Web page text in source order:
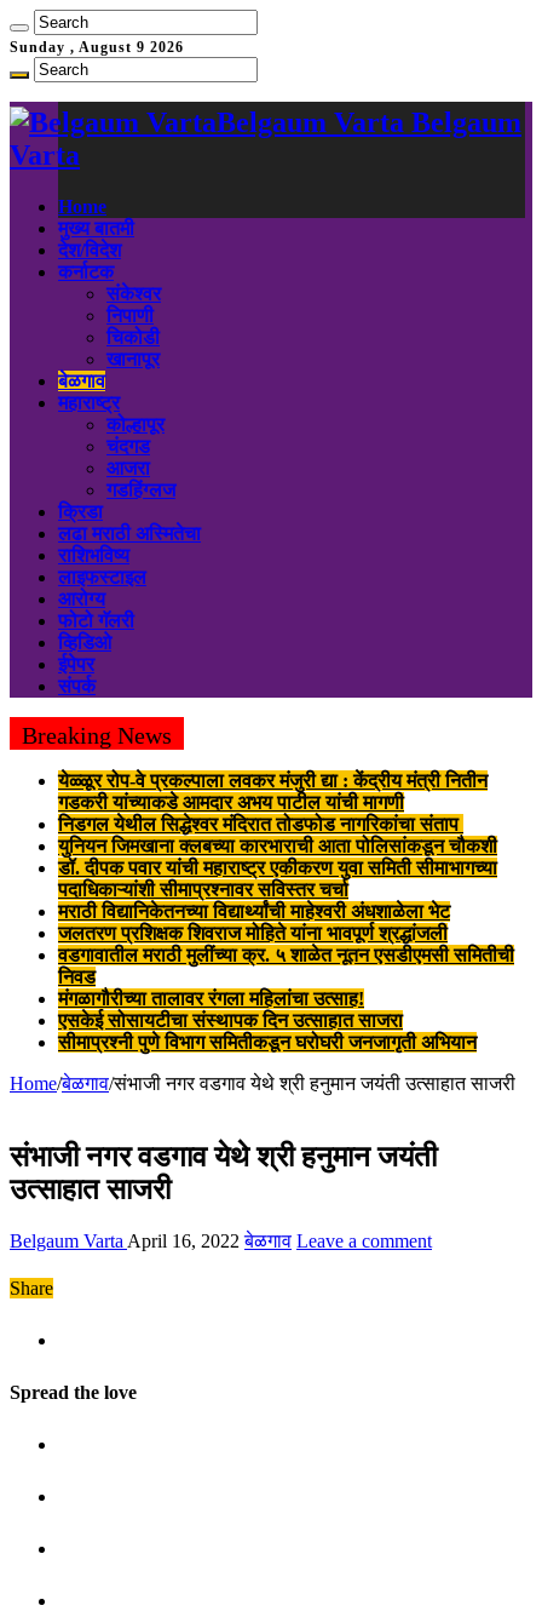
Sunday , August 9 2026
Belgaum Varta Belgaum
Varta
Home
मुख्य बातमी
देश/विदेश
कर्नाटक
संकेश्वर
निपाणी
चिकोडी
खानापूर
बेळगाव
महाराष्ट्र
कोल्हापूर
चंदगड
आजरा
गडहिंग्लज
क्रिडा
लढा मराठी अस्मितेचा
राशिभविष्य
लाइफस्टाइल
आरोग्य
फोटो गॅलरी
व्हिडिओ
ईपेपर
संपर्क
Breaking News
येळ्ळूर रोप-वे प्रकल्पाला लवकर मंजुरी द्या : केंद्रीय मंत्री नितीन
गडकरी यांच्याकडे आमदार अभय पाटील यांची मागणी
निडगल येथील सिद्धेश्वर मंदिरात तोडफोड नागरिकांचा संताप
युनियन जिमखाना क्लबच्या कारभाराची आता पोलिसांकडून चौकशी
डॉ. दीपक पवार यांची महाराष्ट्र एकीकरण युवा समिती सीमाभागच्या
पदाधिकाऱ्यांशी सीमाप्रश्नावर सविस्तर चर्चा
मराठी विद्यानिकेतनच्या विद्यार्थ्यांची माहेश्वरी अंधशाळेला भेट
जलतरण प्रशिक्षक शिवराज मोहिते यांना भावपूर्ण श्रद्धांजली
वडगावातील मराठी मुलींच्या क्र. ५ शाळेत नूतन एसडीएमसी समितीची
निवड
मंगळागौरीच्या तालावर रंगला महिलांचा उत्साह!
एसकेई सोसायटीचा संस्थापक दिन उत्साहात साजरा
सीमाप्रश्नी पुणे विभाग समितीकडून घरोघरी जनजागृती अभियान
Home/बेळगाव/संभाजी नगर वडगाव येथे श्री हनुमान जयंती उत्साहात साजरी
संभाजी नगर वडगाव येथे श्री हनुमान जयंती
उत्साहात साजरी
Belgaum Varta April 16, 2022 बेळगाव Leave a comment
Share
Spread the love